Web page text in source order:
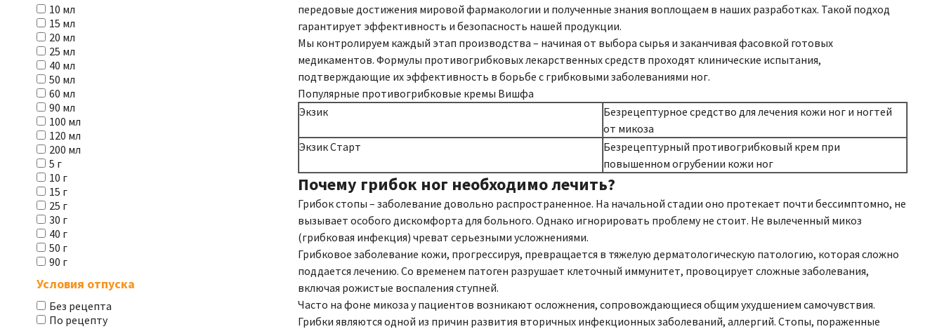
10 мл
15 мл
20 мл
25 мл
40 мл
50 мл
60 мл
90 мл
100 мл
120 мл
200 мл
5 г
10 г
15 г
25 г
30 г
40 г
50 г
90 г
Условия отпуска
Без рецепта
По рецепту
передовые достижения мировой фармакологии и полученные знания воплощаем в наших разработках. Такой подход
гарантирует эффективность и безопасность нашей продукции.
Мы контролируем каждый этап производства – начиная от выбора сырья и заканчивая фасовкой готовых
медикаментов. Формулы противогрибковых лекарственных средств проходят клинические испытания,
подтверждающие их эффективность в борьбе с грибковыми заболеваниями ног.
Популярные противогрибковые кремы Вишфа
Экзик
Безрецептурное средство для лечения кожи ног и ногтей
от микоза
Экзик Старт
Безрецептурный противогрибковый крем при
повышенном огрубении кожи ног
Почему грибок ног необходимо лечить?
Грибок стопы – заболевание довольно распространенное. На начальной стадии оно протекает почти бессимптомно, не
вызывает особого дискомфорта для больного. Однако игнорировать проблему не стоит. Не вылеченный микоз
(грибковая инфекция) чреват серьезными усложнениями.
Грибковое заболевание кожи, прогрессируя, превращается в тяжелую дерматологическую патологию, которая сложно
поддается лечению. Со временем патоген разрушает клеточный иммунитет, провоцирует сложные заболевания,
включая рожистые воспаления ступней.
Часто на фоне микоза у пациентов возникают осложнения, сопровождающиеся общим ухудшением самочувствия.
Грибки являются одной из причин развития вторичных инфекционных заболеваний, аллергий. Стопы, пораженные